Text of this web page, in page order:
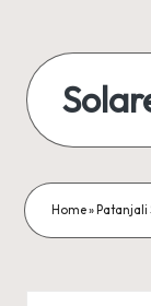
content
बिजली
Home» Patanjali